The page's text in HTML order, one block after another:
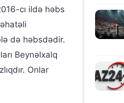
cı ildə həbs
də həbsdədir.
Beynəlxalq
Onlar